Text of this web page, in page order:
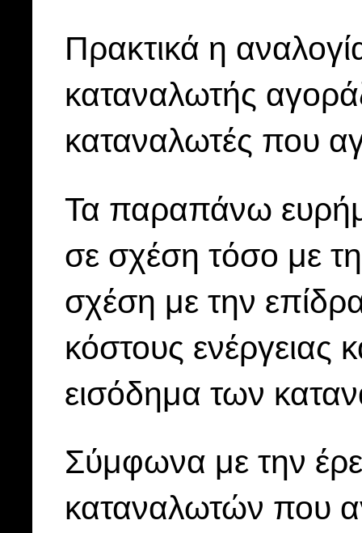
Πρακτικά η
καταναλωτής
καταναλωτές που
Τα παραπάνω
σε σχέση τόσο με
σχέση με την
κόστους ενέργειας
εισόδημα των
Σύμφωνα με την
καταναλωτών που